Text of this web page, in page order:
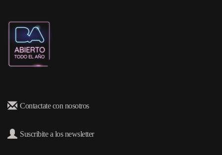
Contactate con nosotros
Suscribite a los newsletter